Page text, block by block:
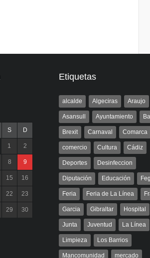
S D
1 2
8 9
15 16
22 23
29 30
Etiquetas
alcalde Algeciras Araujo
Asansull Ayuntamiento
Brexit Carnaval Comarca
comercio Cultura Cádiz
Deportes Desinfeccion
Diputación Educación
Feria Feria de La Línea
Garcia Gibraltar Hospital
Junta Juventud La Línea
Limpieza Los Barrios
Mancomunidad mercado